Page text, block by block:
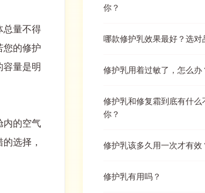
总量不得
您的修护
容量是明
内的空气
选择，
你？
哪款修护乳效果最好？选对
修护乳用着过敏了，怎么办
修护乳和修复霜到底有什么
你？
修护乳该多久用一次才有效
修护乳有用吗？